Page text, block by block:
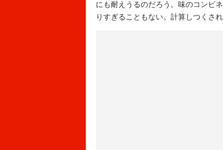
にも耐えうるのだろう。味のコンビ
りすぎることもない。計算しつくさ